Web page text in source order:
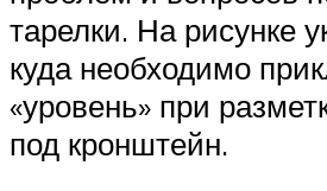
тарелки. На рисунке
куда необходимо
«уровень» при
под кронштейн.